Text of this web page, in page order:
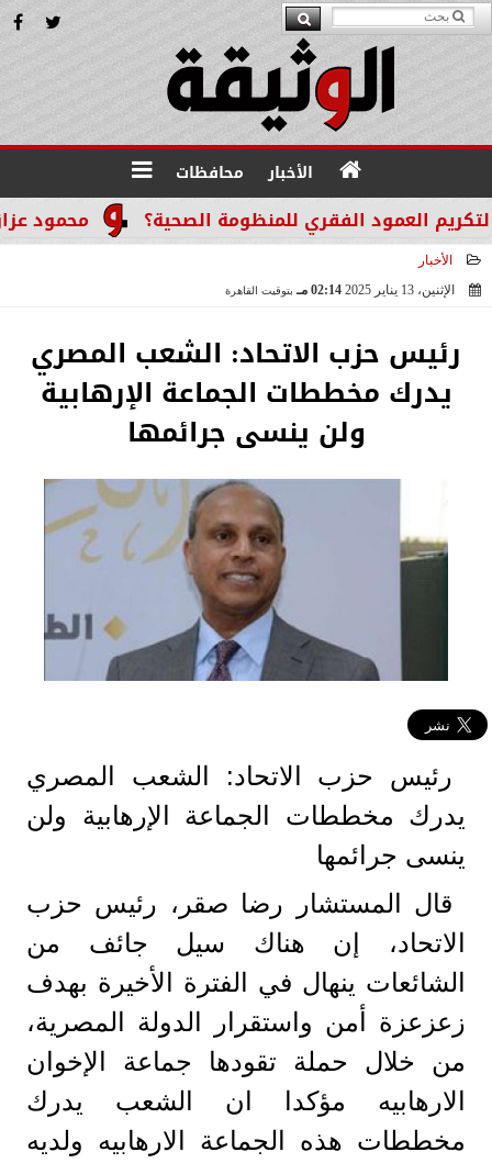
الأخبار محافظات
محمود عزازي: العمود الفقري للمنظومة الصحية؟
الأخبار
الإثنين، 13 يناير 2025
02:14 مـ بتوقيت القاهرة
رئيس حزب الاتحاد: الشعب المصري
يدرك مخططات الجماعة الإرهابية
ولن ينسى جرائمها
رئيس حزب الاتحاد: الشعب المصري
يدرك مخططات الجماعة الإرهابية ولن
ينسى جرائمها
قال المستشار رضا صقر، رئيس حزب
الاتحاد، إن هناك سيل جائف من
الشائعات ينهال في الفترة الأخيرة بهدف
زعزعزة أمن واستقرار الدولة المصرية،
من خلال حملة تقودها جماعة الإخوان
الارهابيه مؤكدا ان الشعب يدرك
مخططات هذه الجماعة الارهابيه ولديه